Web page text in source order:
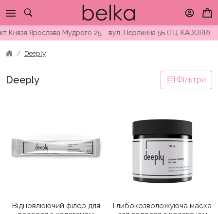
to
contentЯрослава Мудрого 25, вул. Перлинна 5Б (ТЦ KADORR)
Deeply
Deeply Фільтри
Відновлюючий філер для
Глибокозволожуюча маска